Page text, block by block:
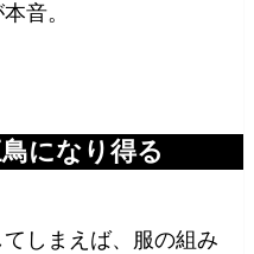
音。
になり得る
しまえば、服の組み